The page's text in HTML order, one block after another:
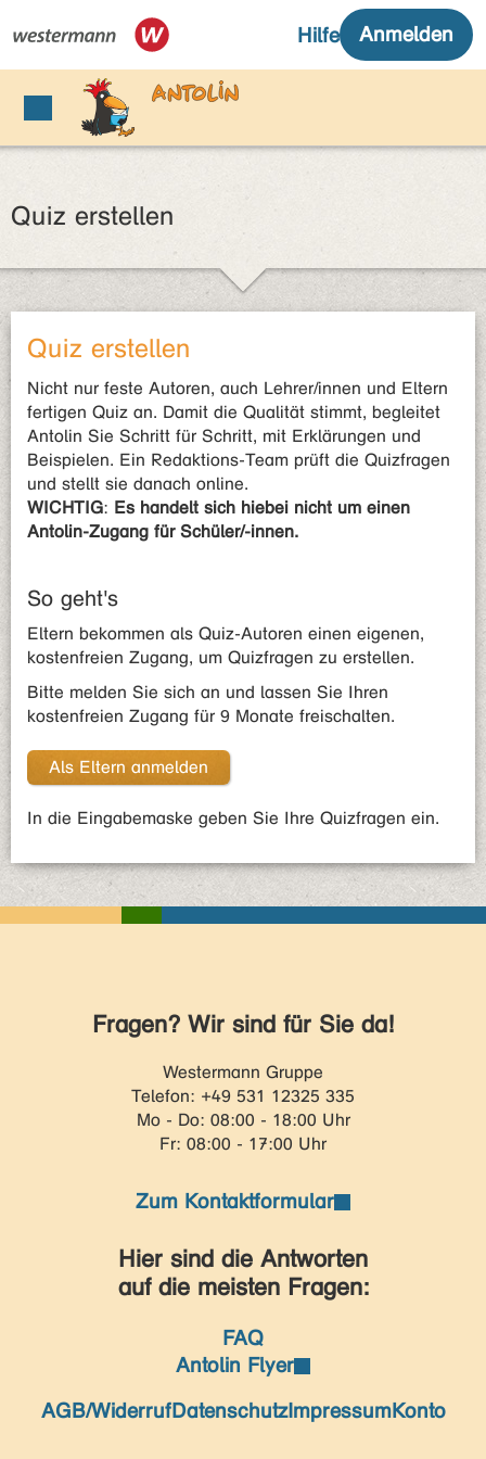
Quiz erstellen
Quiz erstellen
Nicht nur feste Autoren, auch Lehrer/innen und Eltern
fertigen Quiz an. Damit die Qualität stimmt, begleitet
Antolin Sie Schritt für Schritt, mit Erklärungen und
Beispielen. Ein Redaktions-Team prüft die Quizfragen
und stellt sie danach online.
WICHTIG: Es handelt sich hiebei nicht um einen
Antolin-Zugang für Schüler/-innen.
So geht's
Eltern bekommen als Quiz-Autoren einen eigenen,
kostenfreien Zugang, um Quizfragen zu erstellen.
Bitte melden Sie sich an und lassen Sie Ihren
kostenfreien Zugang für 9 Monate freischalten.
Als Eltern anmelden
In die Eingabemaske geben Sie Ihre Quizfragen ein.